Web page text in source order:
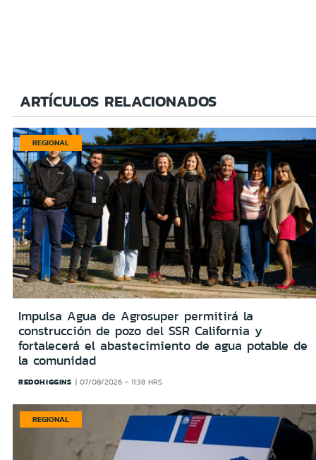
ARTÍCULOS RELACIONADOS
REGIONAL
Impulsa Agua de Agrosuper permitirá la
construcción de pozo del SSR California y
fortalecerá el abastecimiento de agua potable de
la comunidad
REDOHIGGINS 07/08/2026 - 11:38 HRS
REGIONAL